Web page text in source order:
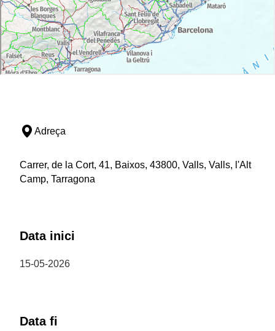
Adreça
Carrer, de la Cort, 41, Baixos, 43800, Valls, Valls, l'Alt
Camp, Tarragona
Data inici
15-05-2026
Data fi